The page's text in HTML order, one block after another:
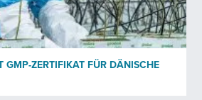
GMP-ZERTIFIKAT FÜR DÄNISCHE